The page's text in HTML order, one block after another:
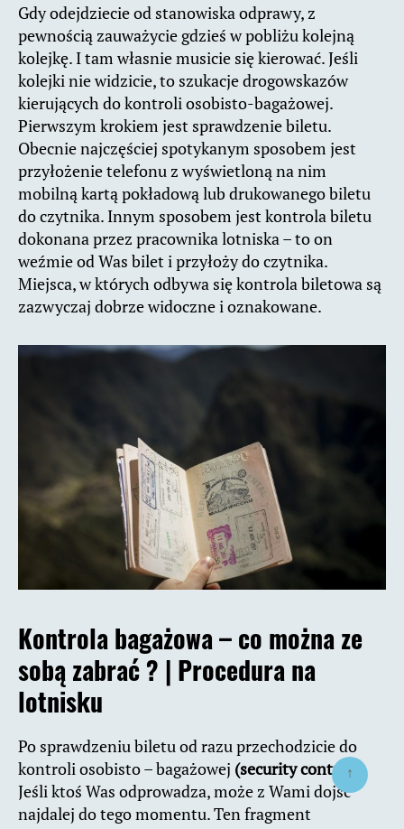
Gdy odejdziecie od stanowiska odprawy, z
pewnością zauważycie gdzieś w pobliżu kolejną
kolejkę. I tam własnie musicie się kierować. Jeśli
kolejki nie widzicie, to szukacje drogowskazów
kierujących do kontroli osobisto-bagażowej.
Pierwszym krokiem jest sprawdzenie biletu.
Obecnie najczęściej spotykanym sposobem jest
przyłożenie telefonu z wyświetloną na nim
mobilną kartą pokładową lub drukowanego biletu
do czytnika. Innym sposobem jest kontrola biletu
dokonana przez pracownika lotniska – to on
weźmie od Was bilet i przyłoży do czytnika.
Miejsca, w których odbywa się kontrola biletowa są
zazwyczaj dobrze widoczne i oznakowane.
Kontrola bagażowa – co można ze
sobą zabrać ? | Procedura na
lotnisku
Po sprawdzeniu biletu od razu przechodzicie do
kontroli osobisto – bagażowej (security control) .
Jeśli ktoś Was odprowadza, może z Wami dojść
najdalej do tego momentu. Ten fragment
↑